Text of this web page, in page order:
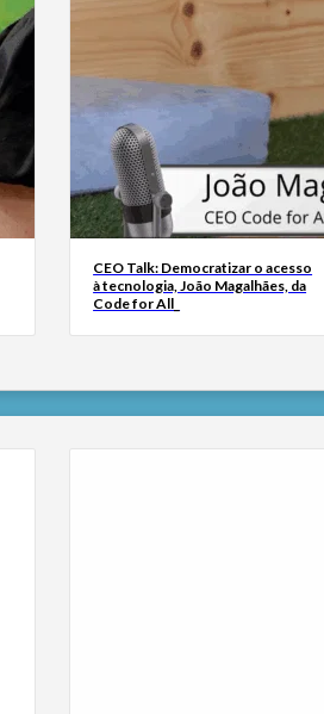
CEO Talk: Democratizar o acesso
à tecnologia, João Magalhães, da
Code for All_